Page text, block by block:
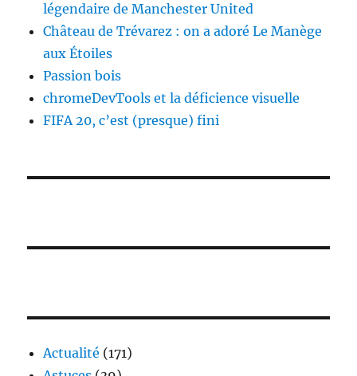
légendaire de Manchester United
Château de Trévarez : on a adoré Le Manège
aux Étoiles
Passion bois
chromeDevTools et la déficience visuelle
FIFA 20, c’est (presque) fini
Actualité (171)